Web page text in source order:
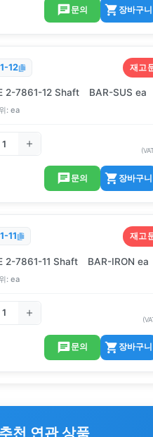
문의 장바구니
12 재고
2-7861-12 Shaft BAR-SUS ea
: ea
문의 장바구니
11 재고
2-7861-11 Shaft BAR-IRON ea
: ea
문의 장바구니
천 연관 상품